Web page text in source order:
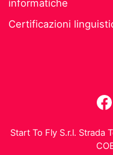
informatiche
Certificazioni
Start To Fly S.r.l. Strada